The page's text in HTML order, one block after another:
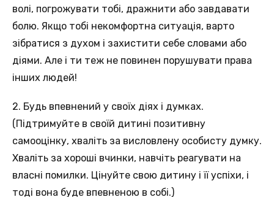
волі, погрожувати тобі, дражнити або завдавати
болю. Якщо тобі некомфортна ситуація, варто
зібратися з духом і захистити себе словами або
діями. Але і ти теж не повинен порушувати права
інших людей!
2. Будь впевнений у своїх діях і думках.
(Підтримуйте в своїй дитині позитивну
самооцінку, хваліть за висловлену особисту думку.
Хваліть за хороші вчинки, навчіть реагувати на
власні помилки. Цінуйте свою дитину і її успіхи, і
тоді вона буде впевненою в собі.)